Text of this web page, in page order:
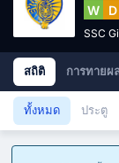
W D
SSC
สถิติ การทายผ
ทั้งหมด ประตู